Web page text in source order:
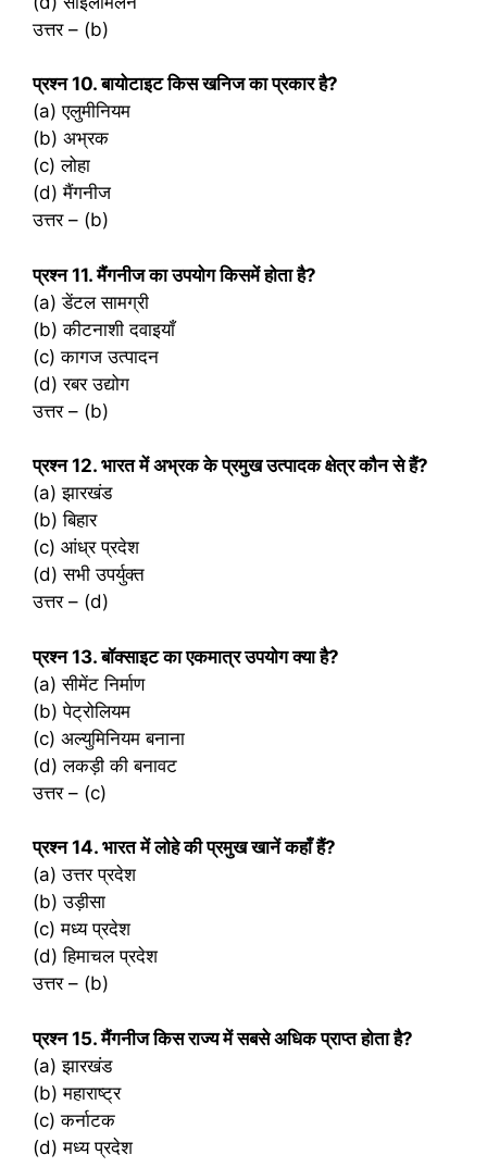
उत्तर – (b)
प्रश्‍न 10. बायोटाइट किस खनिज का प्रकार है?
(a) एलुमीनियम
(b) अभ्रक
(c) लोहा
(d) मैंगनीज
उत्तर – (b)
प्रश्‍न 11. मैंगनीज का उपयोग किसमें होता है?
(a) डेंटल सामग्री
(b) कीटनाशी दवाइयाँ
(c) कागज उत्पादन
(d) रबर उद्योग
उत्तर – (b)
प्रश्‍न 12. भारत में अभ्रक के प्रमुख उत्पादक क्षेत्र कौन से हैं?
(a) झारखंड
(b) बिहार
(c) आंध्र प्रदेश
(d) सभी उपर्युक्त
उत्तर – (d)
प्रश्‍न 13. बॉक्साइट का एकमात्र उपयोग क्या है?
(a) सीमेंट निर्माण
(b) पेट्रोलियम
(c) अल्युमिनियम बनाना
(d) लकड़ी की बनावट
उत्तर – (c)
प्रश्‍न 14. भारत में लोहे की प्रमुख खानें कहाँ हैं?
(a) उत्तर प्रदेश
(b) उड़ीसा
(c) मध्य प्रदेश
(d) हिमाचल प्रदेश
उत्तर – (b)
प्रश्‍न 15. मैंगनीज किस राज्य में सबसे अधिक प्राप्त होता है?
(a) झारखंड
(b) महाराष्ट्र
(c) कर्नाटक
(d) मध्य प्रदेश